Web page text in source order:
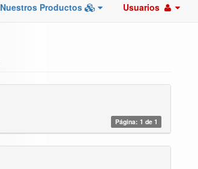
Nuestros Productos Usuarios
Página: 1 de 1